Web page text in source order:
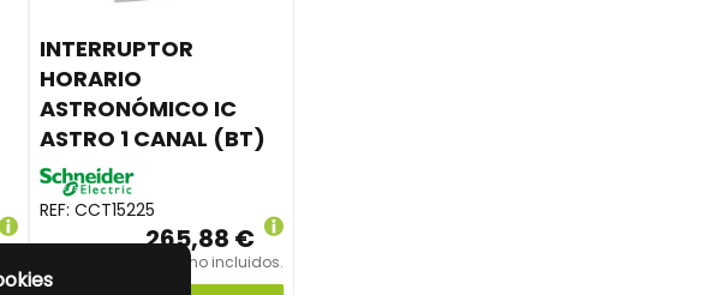
INTERRUPTOR
HORARIO
ASTRONÓMICO IC
ASTRO 1 CANAL (BT)
REF:CCT15225
265,88 €
Impuestos no incluidos.